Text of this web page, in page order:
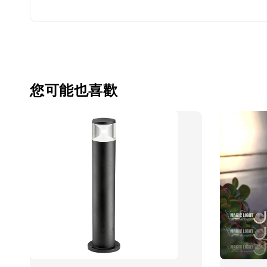
您可能也喜歡